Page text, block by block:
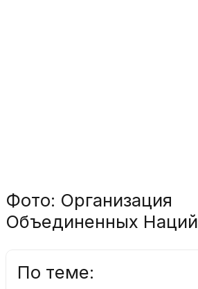
Фото: Организация
Объединенных Наций
По теме: